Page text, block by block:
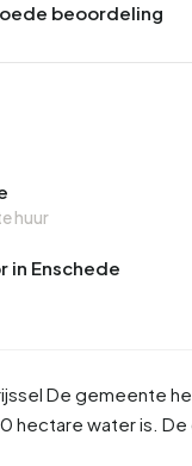
beoordeling
huur
in Enschede
De gemeente
hectare water is.